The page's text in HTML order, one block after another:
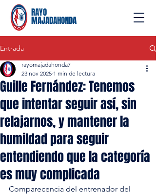
RAYO
MAJADAHONDA
Entrada
Guille Fernández: Tenemos
que intentar seguir así, sin
relajarnos, y mantener la
humildad para seguir
entendiendo que la categoría
es muy complicada
rayomajadahonda7
23 nov 2025 1 min de lectura
Comparecencia del entrenador del